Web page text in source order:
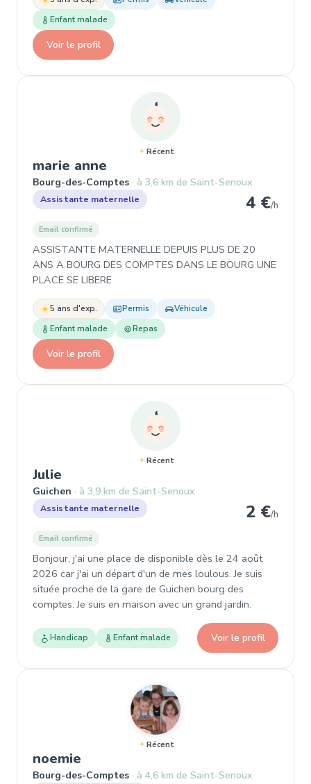
Enfant malade
Voir le profil
Récent
marie anne
Bourg-des-Comptes à 3,6 km de Saint-Senoux
Assistante maternelle 4 €/h
Email confirmé
ASSISTANTE MATERNELLE DEPUIS PLUS DE 20
ANS A BOURG DES COMPTES DANS LE BOURG UNE
PLACE SE LIBERE
5 ans d'exp. Permis
Véhicule
Enfant malade
Repas
Voir le profil
Récent
Julie
Guichen à 3,9 km de Saint-Senoux
Assistante maternelle 2 €/h
Email confirmé
Bonjour, j'ai une place de disponible dès le 24 août
2026 car j'ai un départ d'un de mes loulous. Je suis
située proche de la gare de Guichen bourg des
comptes. Je suis en maison avec un grand jardin.
Handicap Enfant malade Voir le profil
Récent
noemie
Bourg-des-Comptes à 4,6 km de Saint-Senoux